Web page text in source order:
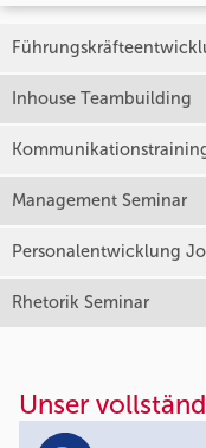
Inhouse Teambuilding
Management Seminar
Personalentwicklung
Rhetorik Seminar
Unser